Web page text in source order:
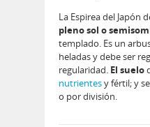
La Espirea del Japón
pleno sol o
templado. Es un
heladas y debe ser
regularidad. El suelo
nutrientesy fértil; y
o por división.